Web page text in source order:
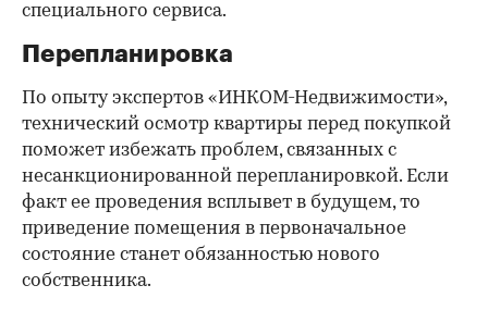
специального сервиса.
Перепланировка
По опыту экспертов «ИНКОМ-Недвижимости»,
технический осмотр квартиры перед покупкой
поможет избежать проблем, связанных с
несанкционированной перепланировкой. Если
факт ее проведения всплывет в будущем, то
приведение помещения в первоначальное
состояние станет обязанностью нового
собственника.